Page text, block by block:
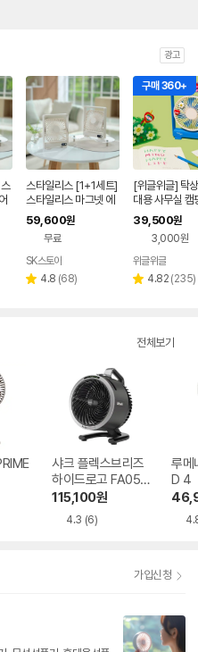
광고
스타일리스 [1+1세트]
스타일리스 마그넷 에
어젯 무선 선풍기 SM
F-E5100
59,600원
무료
버페
SK스토아
별 4.8 리
(68)
구매 360+
[위글위글] 탁
대용 사무실 캠
텀 데스크팬 -
Friends
39,500원
3,000원
페이
위글위글
별 4.82 리
(235)
전체보기
샤크 플렉스브리즈
하이드로고 FA050
KR
115,100원
4.3 (6)
루메
D 4
가입신청